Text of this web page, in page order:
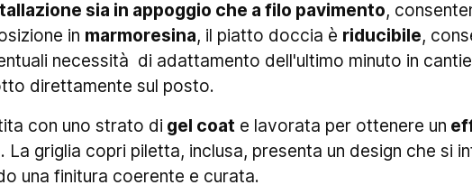
sia in appoggio che a filo pavimento,
in marmoresina, il piatto doccia è riducibile,
necessità di adattamento dell'ultimo minuto in
direttamente sul posto.
con uno strato di gel coat e lavorata per ottenere un
. La griglia copri piletta, inclusa, presenta un design che si
una finitura coerente e curata.